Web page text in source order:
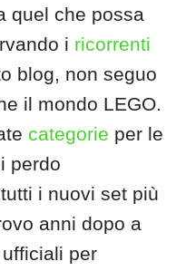
quel che possa
i ricorrenti
blog, non seguo
il mondo LEGO.
categorie per le
perdo
i nuovi set più
anni dopo a
per